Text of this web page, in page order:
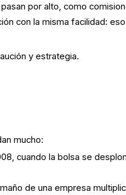
por alto, como
con la misma facilidad:
y estrategia.
mucho:
cuando la bolsa se
de una empresa